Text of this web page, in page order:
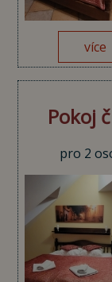
více
Pokoj
pro 2